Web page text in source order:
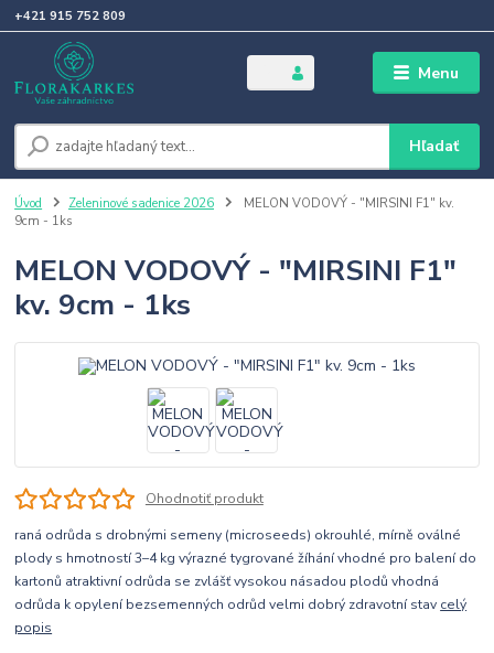
Menu
Hľadať
+421 915 752 809
Úvod Zeleninové sadenice 2026
MELON VODOVÝ - "MIRSINI F1" kv.
9cm - 1ks
MELON VODOVÝ - "MIRSINI F1"
kv. 9cm - 1ks
Ohodnotiť produkt
raná odrůda s drobnými semeny (microseeds) okrouhlé, mírně oválné
plody s hmotností 3–4 kg výrazné tygrované žíhání vhodné pro balení do
kartonů atraktivní odrůda se zvlášť vysokou násadou plodů vhodná
odrůda k opylení bezsemenných odrůd velmi dobrý zdravotní stav celý
popis